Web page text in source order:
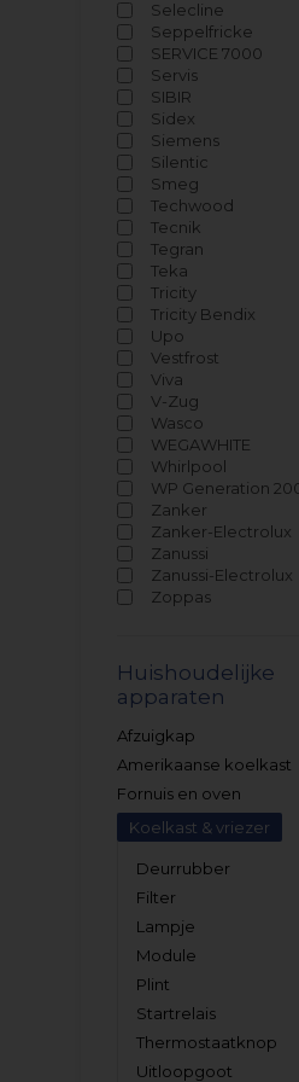
Selecline
Seppelfricke
SERVICE 7000
Servis
SIBIR
Sidex
Siemens
Silentic
Smeg
Techwood
Tecnik
Tegran
Teka
Tricity
Tricity Bendix
Upo
Vestfrost
Viva
V-Zug
Wasco
WEGAWHITE
Whirlpool
WP Generation
Zanker
Zanker-Electrolux
Zanussi
Zanussi-Electrolux
Zoppas
Huishoudelijke
apparaten
Afzuigkap
Amerikaanse koelkast
Fornuis en oven
Koelkast & vriezer
Deurrubber
Filter
Lampje
Module
Plint
Startrelais
Thermostaatknop
Uitloopgoot